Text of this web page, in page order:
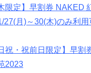
限定】早割券 NAKED
月)～30(木)のみ利用
祝・祝前日限定】早
2023